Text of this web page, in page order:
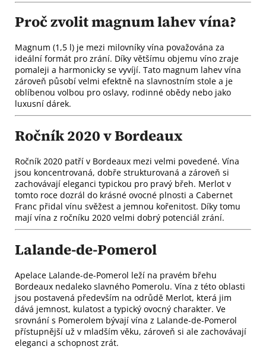
Proč zvolit magnum lahev vína?
Magnum (1,5 l) je mezi milovníky vína považována za
ideální formát pro zrání. Díky většímu objemu víno zraje
pomaleji a harmonicky se vyvíjí. Tato magnum lahev vína
zároveň působí velmi efektně na slavnostním stole a je
oblíbenou volbou pro oslavy, rodinné obědy nebo jako
luxusní dárek.
Ročník 2020 v Bordeaux
Ročník 2020 patří v Bordeaux mezi velmi povedené. Vína
jsou koncentrovaná, dobře strukturovaná a zároveň si
zachovávají eleganci typickou pro pravý břeh. Merlot v
tomto roce dozrál do krásné ovocné plnosti a Cabernet
Franc přidal vínu svěžest a jemnou kořenitost. Díky tomu
mají vína z ročníku 2020 velmi dobrý potenciál zrání.
Lalande-de-Pomerol
Apelace Lalande-de-Pomerol leží na pravém břehu
Bordeaux nedaleko slavného Pomerolu. Vína z této oblasti
jsou postavená především na odrůdě Merlot, která jim
dává jemnost, kulatost a typický ovocný charakter. Ve
srovnání s Pomerolem bývají vína z Lalande-de-Pomerol
přístupnější už v mladším věku, zároveň si ale zachovávají
eleganci a schopnost zrát.